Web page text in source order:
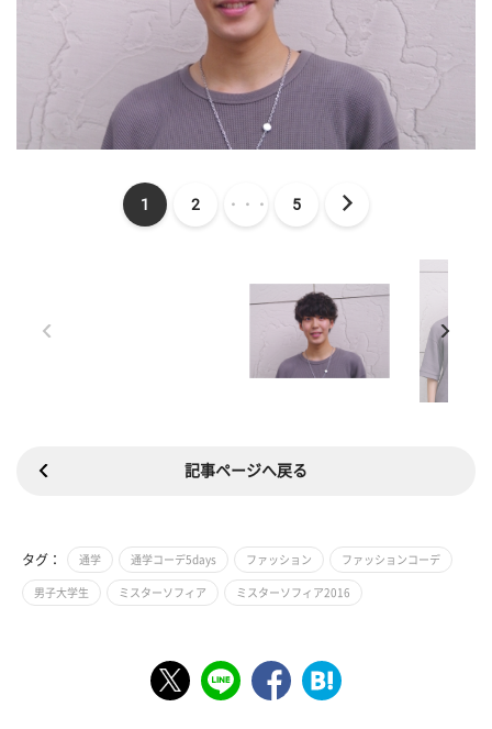
1 2 ・・・ 5
記事ページへ戻る
タグ： 通学 通学コーデ5days ファッション ファッションコーデ
男子大学生 ミスターソフィア ミスターソフィア2016